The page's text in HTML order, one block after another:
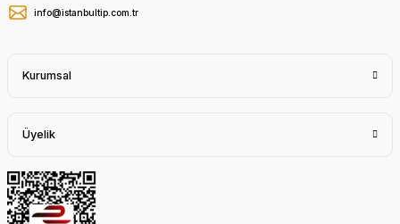
info@istanbultip.com.tr
Kurumsal
Üyelik